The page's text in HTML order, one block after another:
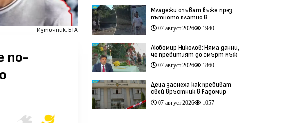
Източник: БТА
по-
Младежи опъват въже през
пътното платно в
столичния квартал „Обеля“
(видео)
07 август 2026 1940
Любомир Николов: Няма данни,
че пребитият до смърт мъж
в Пловдив е бил педофил
(видео)
07 август 2026 1860
Деца заснеха как пребиват
свой връстник в Радомир
(видео)07 август 2026 1057